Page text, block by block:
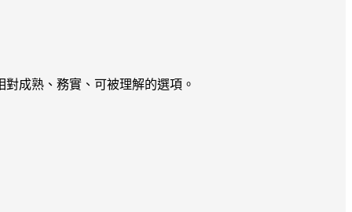
成熟、務實、可被理解的選項。